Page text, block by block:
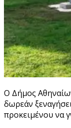
Ο Δήμος
δωρεάν
προκειμένου να